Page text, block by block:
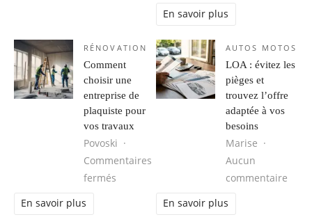
En savoir plus
RÉNOVATION
Comment
choisir une
entreprise de
plaquiste pour
vos travaux
Povoski
Commentaires
fermés sur Comment choisir une entreprise de
En savoir plus
AUTOS MOTOS
LOA : évitez les
pièges et
trouvez l’offre
adaptée à vos
besoins
Marise
Aucun
commentaire
En savoir plus